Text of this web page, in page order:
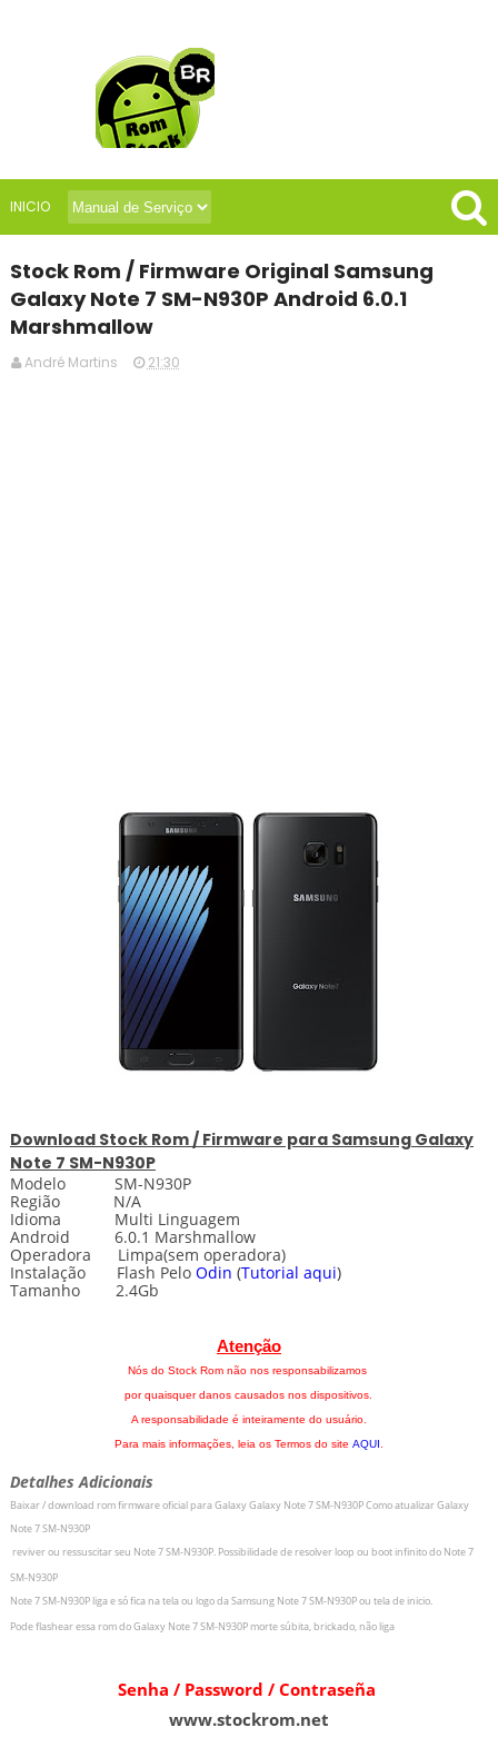
INICIO
Stock Rom / Firmware Original Samsung
Galaxy Note 7 SM-N930P Android 6.0.1
Marshmallow
André Martins 21:30
Download Stock Rom / Firmware para Samsung Galaxy
Note 7 SM-N930P
Modelo SM-N930P
Região N/A
Idioma Multi Linguagem
Android 6.0.1 Marshmallow
Operadora Limpa(sem operadora)
Instalação Flash Pelo Odin (Tutorial aqui)
Tamanho 2.4Gb
Atenção
Nós do Stock Rom não nos responsabilizamos
por quaisquer danos causados nos dispositivos.
A responsabilidade é inteiramente do usuário.
Para mais informações, leia os Termos do site AQUI
Detalhes Adicionais
Baixar / download rom firmware oficial paraGalaxy Galaxy Note 7 SM-N930PComo atualizarGalaxy
Note 7 SM-N930P
reviver ou ressuscitar seu Note 7 SM-N930P. Possibilidade de resolver loop ou boot infinito do Note 7
SM-N930P
Note 7 SM-N930P liga e só fica na tela ou logo da Samsung Note 7 SM-N930P ou tela de inicio.
Pode flashear essa rom doGalaxy Note 7 SM-N930P morte súbita, brickado, não liga
Senha / Password / Contraseña
www.stockrom.net